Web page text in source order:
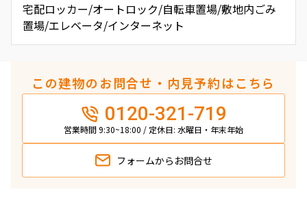
宅配ロッカー/オートロック/自転車置場/敷地内ごみ
置場/エレベータ/インターネット
この建物のお問合せ・内見予約はこちら
0120-321-719
営業時間 9:30~18:00 / 定休日: 水曜日・年末年始
フォームから お問合せ